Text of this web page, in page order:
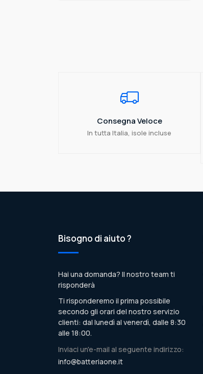
Consegna Veloce
In tutta Italia, isole incluse
Bisogno di aiuto ?
Hai una domanda? Il nostro team ti
risponderà
Ti risponderemo il prima possibile
secondo gli orari del nostro servizio
clienti: dal lunedì al venerdì, dalle 8:30
alle 18:00.
Inviaci un'e-mail al seguente indirizzo:
info@batteriaone.it